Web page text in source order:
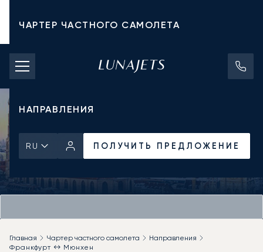
ЧАРТЕР ЧАСТНОГО САМОЛЕТА
СТОИМОСТЬ ЧАРТЕРА
ЧАСТНЫЕ САМОЛЕТЫ
НАПРАВЛЕНИЯ
RU ПОЛУЧИТЬ ПРЕДЛОЖЕНИЕ
Главная Чартер частного самолета
Направления
Франкфурт ↔ Мюнхен